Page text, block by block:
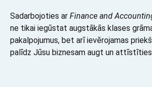
Sadarbojoties ar Finance and
ne tikai iegūstat augstākās klases
pakalpojumus, bet arī ievērojamas
palīdz Jūsu biznesam augt un